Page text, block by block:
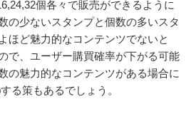
個各々で販売ができるように
の少ないスタンプと個数の多いスタ
ほど魅力的なコンテンツでないと
で、ユーザー購買確率が下がる可能
の魅力的なコンテンツがある場合に
る策もあるでしょう。